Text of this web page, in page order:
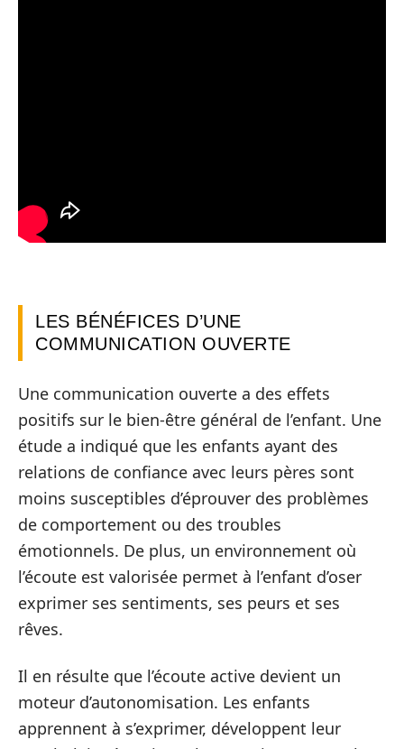
LES BÉNÉFICES D’UNE
COMMUNICATION OUVERTE
Une communication ouverte a des effets
positifs sur le bien-être général de l’enfant. Une
étude a indiqué que les enfants ayant des
relations de confiance avec leurs pères sont
moins susceptibles d’éprouver des problèmes
de comportement ou des troubles
émotionnels. De plus, un environnement où
l’écoute est valorisée permet à l’enfant d’oser
exprimer ses sentiments, ses peurs et ses
rêves.
Il en résulte que l’écoute active devient un
moteur d’autonomisation. Les enfants
apprennent à s’exprimer, développent leur